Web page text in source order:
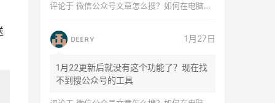
评论于 微信公众号文章怎么搜？如何在电脑上搜索公众号文章？
ᴅᴇᴇʀʏ 1月27日
1月22更新后就没有这个功能了？现在找
不到搜公众号的工具